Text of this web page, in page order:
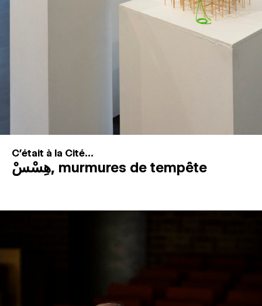
C'était à la Cité...
هِسْسْ, murmures de tempête